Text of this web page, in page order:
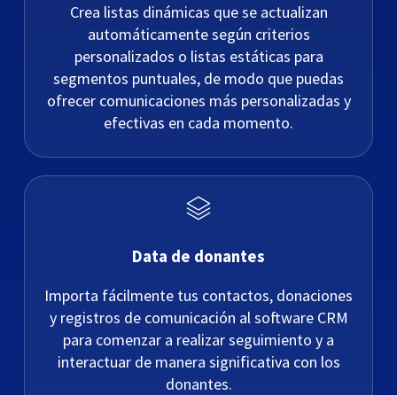
Crea listas dinámicas que se actualizan
automáticamente según criterios
personalizados o listas estáticas para
segmentos puntuales, de modo que puedas
ofrecer comunicaciones más personalizadas y
efectivas en cada momento.
Data de donantes
Importa fácilmente tus contactos, donaciones
y registros de comunicación al software CRM
para comenzar a realizar seguimiento y a
interactuar de manera significativa con los
donantes.